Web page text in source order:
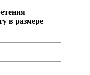
в размере